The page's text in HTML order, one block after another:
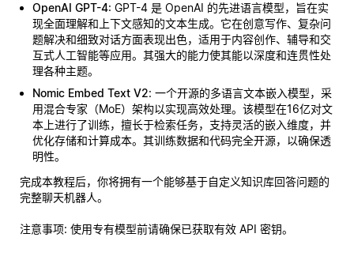
OpenAI GPT-4: GPT-4 是 OpenAI 的先进语言模型，旨在实
现全面理解和上下文感知的文本生成。它在创意写作、复杂问
题解决和细致对话方面表现出色，适用于内容创作、辅导和交
互式人工智能等应用。其强大的能力使其能以深度和连贯性处
理各种主题。
Nomic Embed Text V2: 一个开源的多语言文本嵌入模型，采
用混合专家（MoE）架构以实现高效处理。该模型在16亿对文
本上进行了训练，擅长于检索任务，支持灵活的嵌入维度，并
优化存储和计算成本。其训练数据和代码完全开源，以确保透
明性。
完成本教程后，你将拥有一个能够基于自定义知识库回答问题的
完整聊天机器人。
注意事项: 使用专有模型前请确保已获取有效 API 密钥。